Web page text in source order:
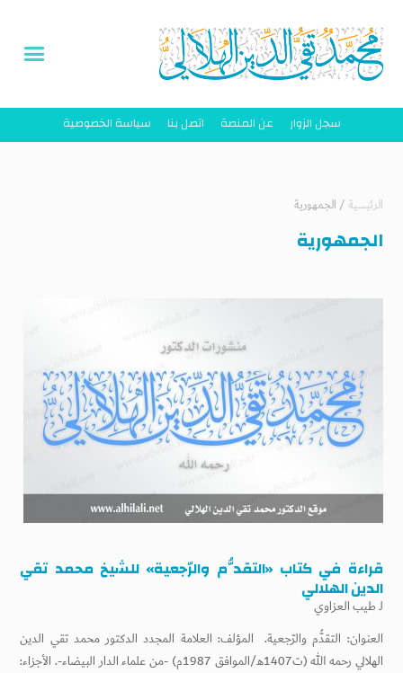
سجل الزوار عن المنصة اتصل بنا سياسة الخصوصية
الرئيسية/ الجمهورية
الجمهورية
قراءة في كتاب «التقدُّم والرّجعية» للشيخ محمد تقي
الدين الهلالي
لـطيب العزاوي
العنوان: التقدُّم والرّجعية. المؤلف: العلامة المجدد الدكتور محمد تقي الدين
الهلالي رحمه الله (ت1407هـ/الموافق 1987م) -من علماء الدار البيضاء-. الأجزاء: